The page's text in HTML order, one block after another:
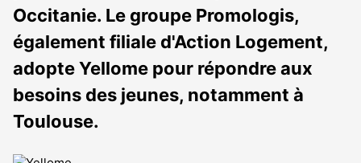
Occitanie. Le groupe Promologis,
également filiale d'Action Logement,
adopte Yellome pour répondre aux
besoins des jeunes, notamment à
Toulouse.